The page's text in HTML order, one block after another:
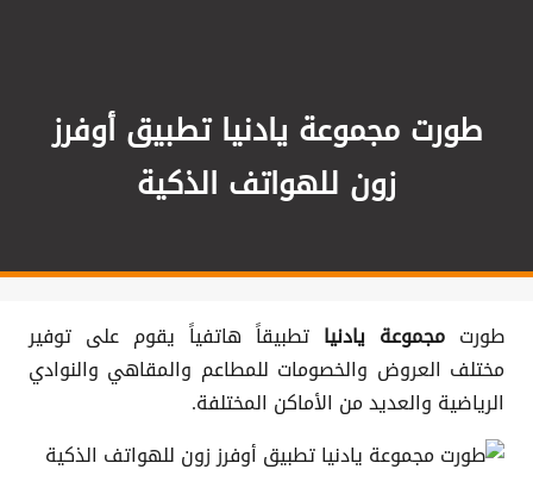
طورت مجموعة يادنيا تطبيق أوفرز
زون للهواتف الذكية
طورت مجموعة يادنيا تطبيقاً هاتفياً يقوم على توفير
مختلف العروض والخصومات للمطاعم والمقاهي والنوادي
الرياضية والعديد من الأماكن المختلفة.